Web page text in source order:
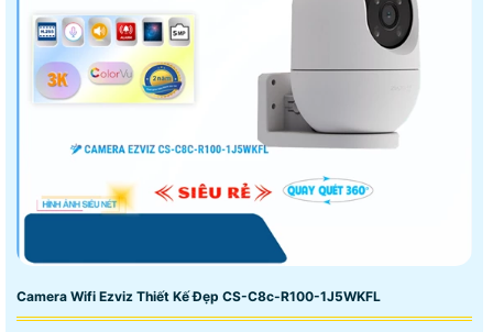
Camera Wifi Ezviz Thiết Kế Đẹp CS-C8c-R100-1J5WKFL